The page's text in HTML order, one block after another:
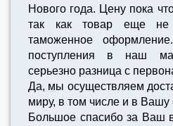
Нового года. Цену пока
так как товар еще не
таможенное
поступления в наш
серьезно разница с
Да, мы осуществляем
миру, в том числе и в Вашу
Большое спасибо за Ваш